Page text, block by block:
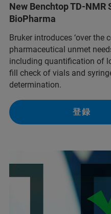
New Benchtop TD-
BioPharma
Bruker introduces ‘over the
pharmaceutical unmet
including quantification of
fill check of vials and
determination.
登録